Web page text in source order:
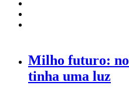
Milho futuro:
tinha uma luz